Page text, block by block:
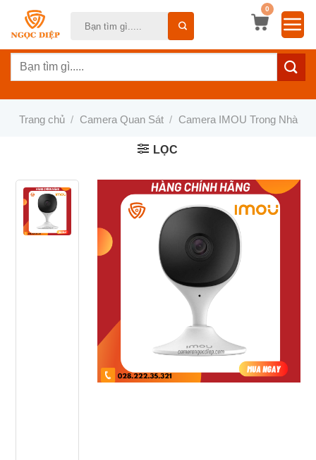
dung
0
Tìm
Trang chủ / Camera Quan Sát / Camera IMOU Trong Nhà
LỌC